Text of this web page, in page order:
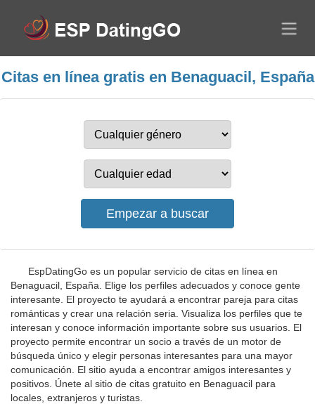
Citas en línea gratis en Benaguacil, España
EspDatingGo es un popular servicio de citas en línea en
Benaguacil, España. Elige los perfiles adecuados y conoce gente
interesante. El proyecto te ayudará a encontrar pareja para citas
románticas y crear una relación seria. Visualiza los perfiles que te
interesan y conoce información importante sobre sus usuarios. El
proyecto permite encontrar un socio a través de un motor de
búsqueda único y elegir personas interesantes para una mayor
comunicación. El sitio ayuda a encontrar amigos interesantes y
positivos. Únete al sitio de citas gratuito en Benaguacil para
locales, extranjeros y turistas.